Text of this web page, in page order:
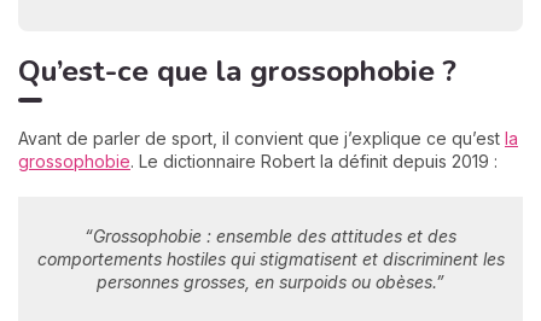
Qu’est-ce que la grossophobie ?
Avant de parler de sport, il convient que j’explique ce qu’est la
grossophobie. Le dictionnaire Robert la définit depuis 2019 :
“Grossophobie : ensemble des attitudes et des
comportements hostiles qui stigmatisent et discriminent les
personnes grosses, en surpoids ou obèses.”